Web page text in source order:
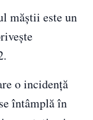
măștii este un
o incidenţă
întâmplă în